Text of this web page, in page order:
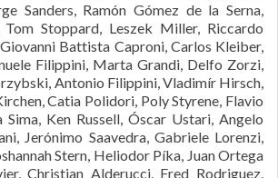
Sanders, Ramón Gómez de la Serna,
Stoppard, Leszek Miller, Riccardo
Battista Caproni, Carlos Kleiber,
Filippini, Marta Grandi, Delfo Zorzi,
Antonio Filippini, Vladimír Hirsch,
Catia Polidori, Poly Styrene, Flavio
Ken Russell, Óscar Ustari, Angelo
Jerónimo Saavedra, Gabriele Lorenzi,
Stern, Heliodor Píka, Juan Ortega
Christian Alderucci, Fred Rodriguez,